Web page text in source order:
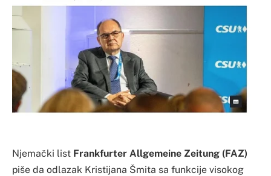
Njemački list Frankfurter Allgemeine Zeitung (FAZ)
piše da odlazak Kristijana Šmita sa funkcije visokog